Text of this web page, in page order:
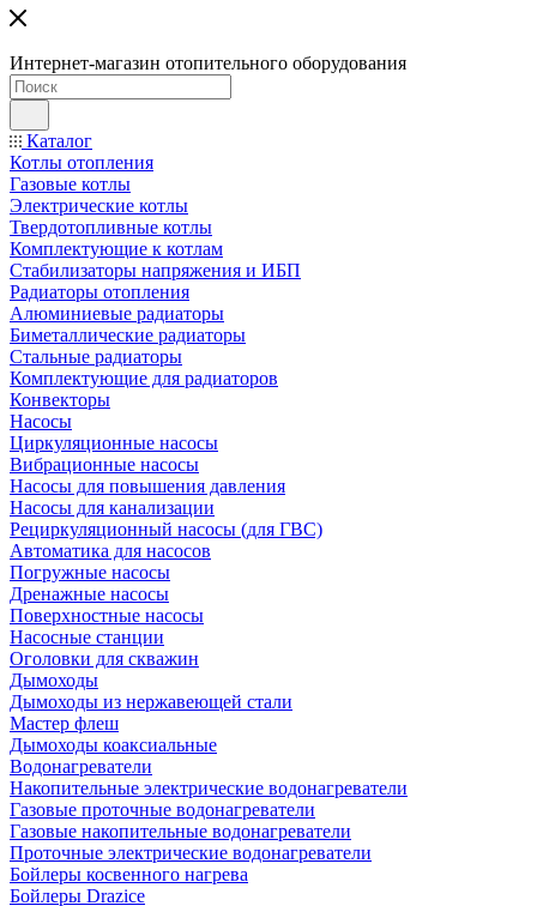
Интернет-магазин отопительного оборудования
Каталог
Котлы отопления
Газовые котлы
Электрические котлы
Твердотопливные котлы
Комплектующие к котлам
Стабилизаторы напряжения и ИБП
Радиаторы отопления
Алюминиевые радиаторы
Биметаллические радиаторы
Стальные радиаторы
Комплектующие для радиаторов
Конвекторы
Насосы
Циркуляционные насосы
Вибрационные насосы
Насосы для повышения давления
Насосы для канализации
Рециркуляционный насосы (для ГВС)
Автоматика для насосов
Погружные насосы
Дренажные насосы
Поверхностные насосы
Насосные станции
Оголовки для скважин
Дымоходы
Дымоходы из нержавеющей стали
Мастер флеш
Дымоходы коаксиальные
Водонагреватели
Накопительные электрические водонагреватели
Газовые проточные водонагреватели
Газовые накопительные водонагреватели
Проточные электрические водонагреватели
Бойлеры косвенного нагрева
Бойлеры Drazice